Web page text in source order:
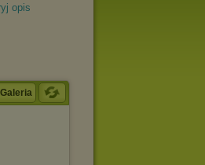
opis
Galeria